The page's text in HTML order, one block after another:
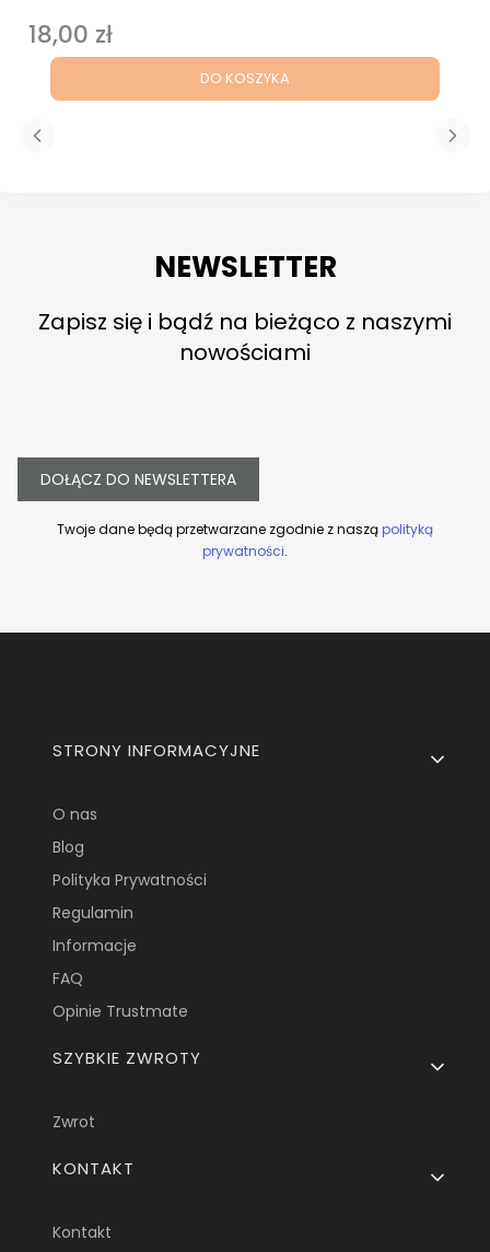
Cena
18,00 zł
DO KOSZYKA
NEWSLETTER
Zapisz się i bądź na bieżąco z naszymi
nowościami
DOŁĄCZ DO NEWSLETTERA
Twoje dane będą przetwarzane zgodnie z nasząpolityką
prywatności.
Linki w stopce
STRONY INFORMACYJNE
O nas
Blog
Polityka Prywatności
Regulamin
Informacje
FAQ
Opinie Trustmate
SZYBKIE ZWROTY
Zwrot
KONTAKT
Kontakt